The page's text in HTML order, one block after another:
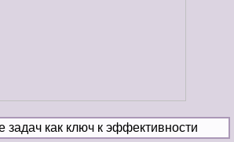
задач как ключ к эффективности